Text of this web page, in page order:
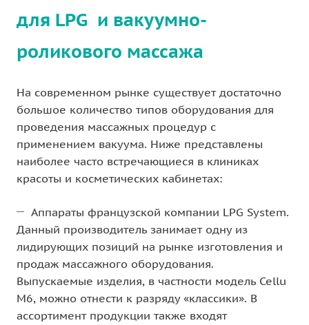
для LPG и вакуумно-
роликового массажа
На современном рынке существует достаточно
большое количество типов оборудования для
проведения массажных процедур с
применением вакуума. Ниже представлены
наиболее часто встречающиеся в клиниках
красоты и косметических кабинетах:
Аппараты французской компании LPG System.
Данный производитель занимает одну из
лидирующих позиций на рынке изготовления и
продаж массажного оборудования.
Выпускаемые изделия, в частности модель Cellu
M6, можно отнести к разряду «классики». В
ассортимент продукции также входят